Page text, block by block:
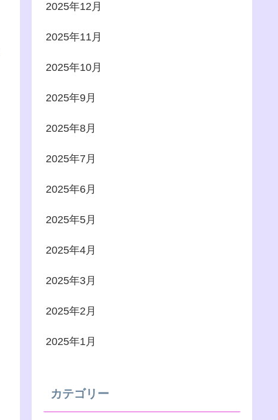
2025年12月
2025年11月
2025年10月
2025年9月
2025年8月
2025年7月
2025年6月
2025年5月
2025年4月
2025年3月
2025年2月
2025年1月
カテゴリー